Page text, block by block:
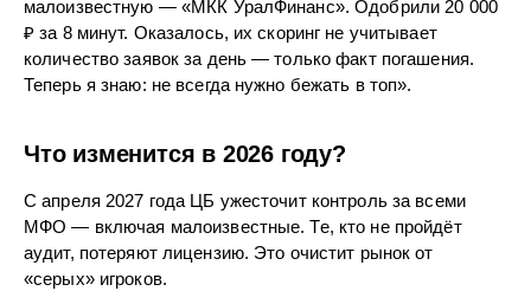
малоизвестную — «МКК УралФинанс». Одобрили 20 000
₽ за 8 минут. Оказалось, их скоринг не учитывает
количество заявок за день — только факт погашения.
Теперь я знаю: не всегда нужно бежать в топ».
Что изменится в 2026 году?
С апреля 2027 года ЦБ ужесточит контроль за всеми
МФО — включая малоизвестные. Те, кто не пройдёт
аудит, потеряют лицензию. Это очистит рынок от
«серых» игроков.